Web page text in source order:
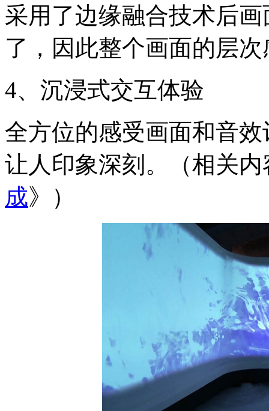
采用了边缘融合技术后
了，因此整个画面的层
4、沉浸式交互体验
全方位的感受画面和音
让人印象深刻。（相关内
成》）